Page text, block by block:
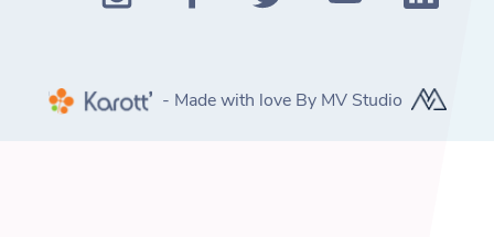
- Made with love By MV Studio